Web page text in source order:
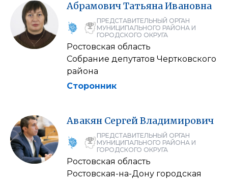
АбрамовичТатьяна Ивановна
ПРЕДСТАВИТЕЛЬНЫЙ ОРГАН
МУНИЦИПАЛЬНОГО РАЙОНА И
ГОРОДСКОГО ОКРУГА
Ростовская область
Собрание депутатов Чертковского
района
Сторонник
Авакян СергейВладимирович
ПРЕДСТАВИТЕЛЬНЫЙ ОРГАН
МУНИЦИПАЛЬНОГО РАЙОНА И
ГОРОДСКОГО ОКРУГА
Ростовская область
Ростовская-на-Дону городская